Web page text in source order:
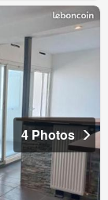
4 Photos